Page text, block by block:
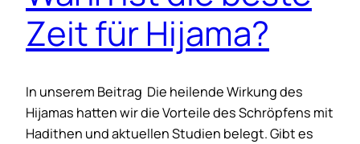
Zeit für Hijama?
In unserem Beitrag Die heilende Wirkung des
Hijamas hatten wir die Vorteile des Schröpfens mit
Hadithen und aktuellen Studien belegt. Gibt es